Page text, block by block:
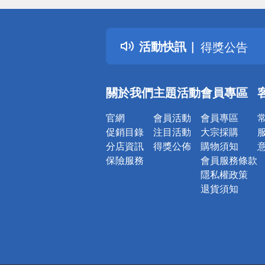
活動快訊
得獎公告
熱門話題
銀行優惠
偏遠地區配
詐騙網頁！
關於我們
官網
促銷目錄
分店資訊
保險服務
主題活動
會員活動
注目活動
得獎公佈
會員專區
會員專區
大宗採購
購物須知
會員服務條款
隱私權政策
退貨須知